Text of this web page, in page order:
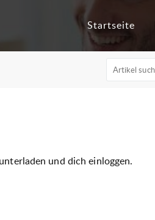
Startseite
und dich einloggen.